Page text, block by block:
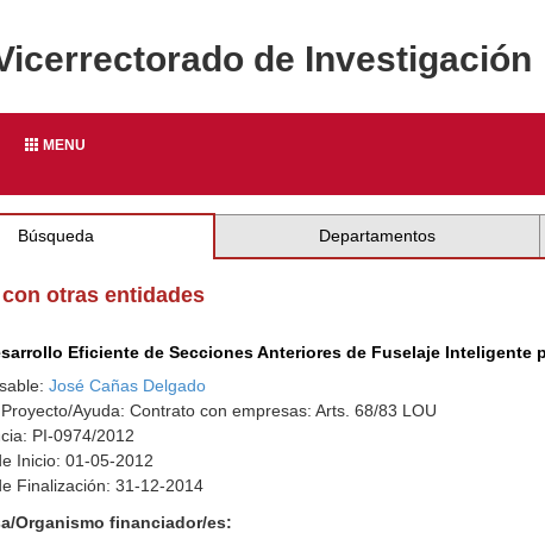
de Investigación
MENU
Búsqueda Departamentos
otras entidades
Eficiente de Secciones Anteriores de Fuselaje Inteligente
José Cañas Delgado
Ayuda: Contrato con empresas: Arts. 68/83 LOU
PI-0974/2012
Inicio: 01-05-2012
Finalización: 31-12-2014
Organismo financiador/es: